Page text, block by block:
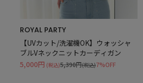
ROYAL PARTY
【UVカット/洗濯機OK】ウォッシャ
ブルVネックニットカーディガン
5,000円 (税込)5,390円(税込)7%OFF